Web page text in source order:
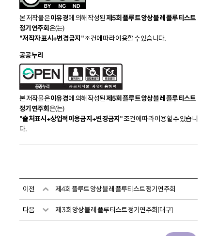
본 저작물은이유경에 의해 작성된제5회 플루트 앙상블 레 플루티스트
정기연주회은(는)
"저작자 표시+변경금지"조건에 따라 이용할 수 있습니다.
공공누리
본 저작물은이유경에 의해 작성된제5회 플루트 앙상블 레 플루티스트
정기연주회은(는)
"출처표시+상업적이용금지+변경금지"조건에 따라 이용할 수 있습니
다.
이전 제4회 플루트 앙상블 레 플루티스트 정기연주회
다음 제 3회 앙상블 레 플루티스트 정기연주회[대구]